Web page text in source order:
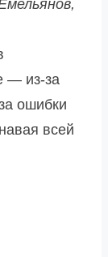
— из-за
ошибки
всей